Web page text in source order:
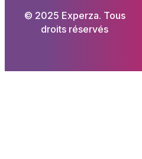
© 2025 Experza. Tous
droits réservés